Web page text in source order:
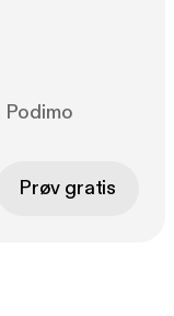
Podimo
Prøv gratis